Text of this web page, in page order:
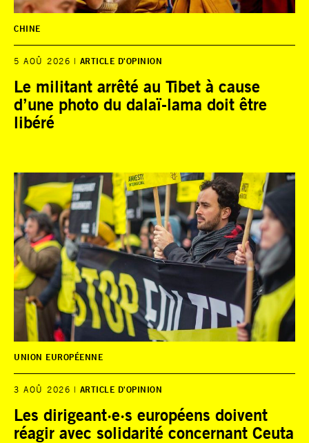
CHINE
5 AOÛ 2026 ARTICLE D'OPINION
Le militant arrêté au Tibet à cause
d’une photo du dalaï-lama doit être
libéré
UNION EUROPÉENNE
3 AOÛ 2026 ARTICLE D'OPINION
Les dirigeant·e·s européens doivent
réagir avec solidarité concernant Ceuta